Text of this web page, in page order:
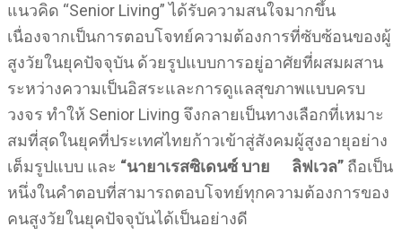
แนวคิด “Senior Living” ได้รับความสนใจมากขึ้น
เนื่องจากเป็นการตอบโจทย์ความต้องการที่ซับซ้อนของผู้
สูงวัยในยุคปัจจุบัน ด้วยรูปแบบการอยู่อาศัยที่ผสมผสาน
ระหว่างความเป็นอิสระและการดูแลสุขภาพแบบครบ
วงจร ทำให้ Senior Living จึงกลายเป็นทางเลือกที่เหมาะ
สมที่สุดในยุคที่ประเทศไทยก้าวเข้าสู่สังคมผู้สูงอายุอย่าง
เต็มรูปแบบ และ “นายาเรสซิเดนซ์ บาย ลิฟเวล” ถือเป็น
หนึ่งในคำตอบที่สามารถตอบโจทย์ทุกความต้องการของ
คนสูงวัยในยุคปัจจุบันได้เป็นอย่างดี